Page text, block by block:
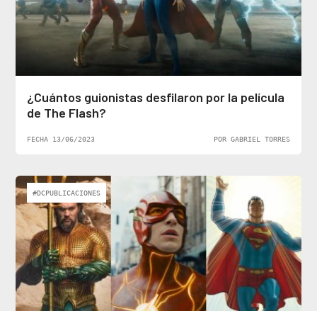
¿Cuántos guionistas desfilaron por la película
de The Flash?
FECHA 13/06/2023 POR GABRIEL TORRES
#DCPUBLICACIONES